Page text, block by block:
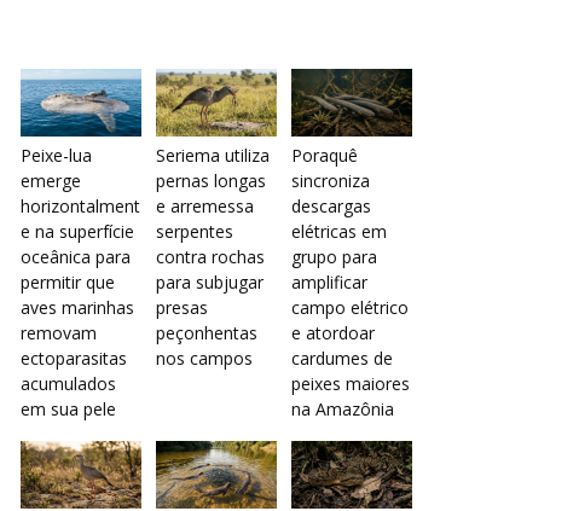
Peixe-lua
emerge
horizontalment
e na superfície
oceânica para
permitir que
aves marinhas
removam
ectoparasitas
acumulados
em sua pele
Seriema utiliza
pernas longas
e arremessa
serpentes
contra rochas
para subjugar
presas
peçonhentas
nos campos
Poraquê
sincroniza
descargas
elétricas em
grupo para
amplificar
campo elétrico
e atordoar
cardumes de
peixes maiores
na Amazônia